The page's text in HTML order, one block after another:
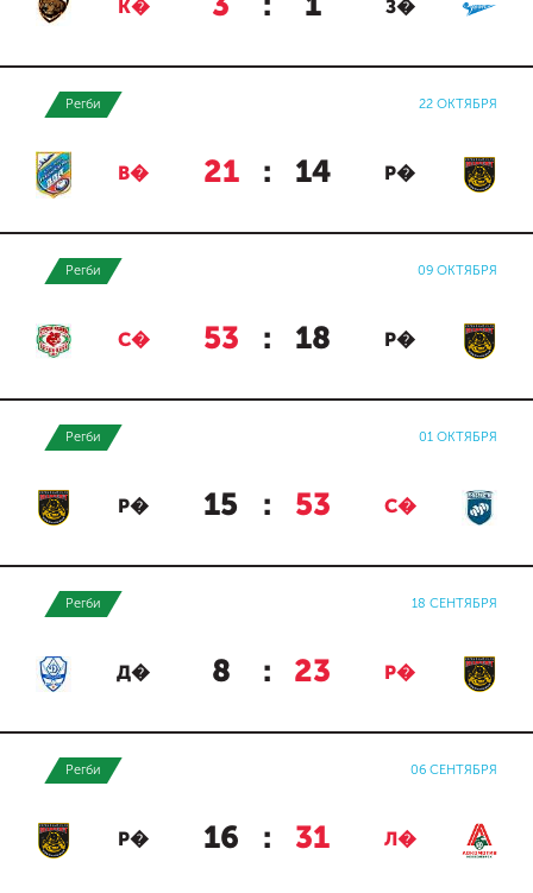
К� 3 : 1 З�
Регби 22 ОКТЯБРЯ
В� 21 : 14 Р�
Регби 09 ОКТЯБРЯ
С� 53 : 18 Р�
Регби 01 ОКТЯБРЯ
Р� 15 : 53 С�
Регби 18 СЕНТЯБРЯ
Д� 8 : 23 Р�
Регби 06 СЕНТЯБРЯ
Р� 16 : 31 Л�